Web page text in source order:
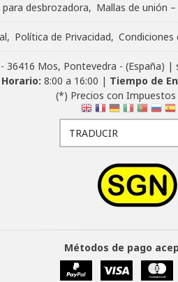
desbrozadora Mallas de unión
Política de Privacidad Condiciones
36416 Mos, Pontevedra - (España)
Horario:8:00 a 16:00 | Tiempo de
(*) Precios con Impuestos
Métodos de pago